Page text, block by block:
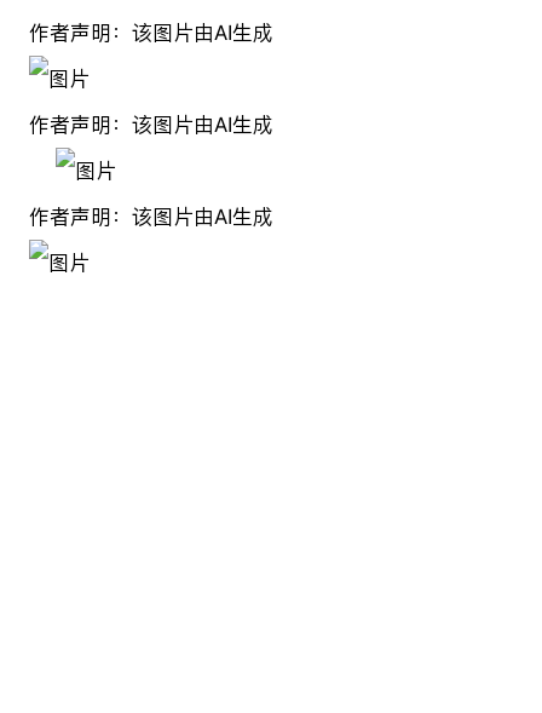
作者声明：该图片由AI生成
作者声明：该图片由AI生成
作者声明：该图片由AI生成